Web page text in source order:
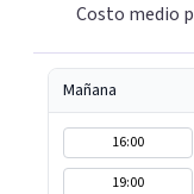
Costo medio
Mañana
16:00
19:00